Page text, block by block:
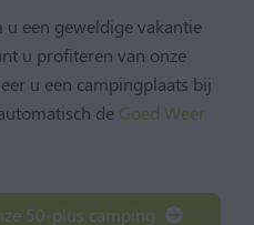
u een geweldige vakantie
u profiteren van onze
u een campingplaats bij
de Goed Weer
50-plus camping